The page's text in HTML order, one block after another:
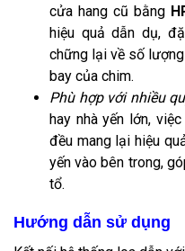
cửa hang cũ bằng
hiệu quả dẫn dụ,
chững lại về số
bay của chim.
Phù hợp với nhiều
hay nhà yến lớn,
đều mang lại hiệu
yến vào bên trong,
tổ.
Hướng dẫn sử dụng